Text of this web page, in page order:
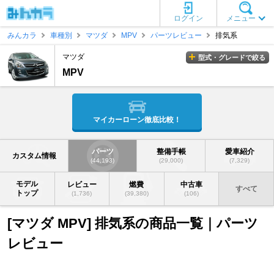
メニュー
ログイン
みんカラ
車種別 マツダ MPV パーツレビュー 排気系
マツダ
MPV
型式・グレードで絞る
マイカーローン徹底比較！
カスタム情報 パーツ
(44,193)
整備手帳
(29,000)
愛車紹介
(7,329)
モデル
トップ
レビュー
(1,736)
燃費
(39,380)
中古車
(106)
すべて
[マツダ MPV] 排気系の商品一覧｜パーツ
レビュー